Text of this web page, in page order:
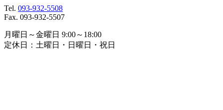
Tel. 093-932-5508
Fax. 093-932-5507
月曜日～金曜日 9:00～18:00
定休日：土曜日・日曜日・祝日